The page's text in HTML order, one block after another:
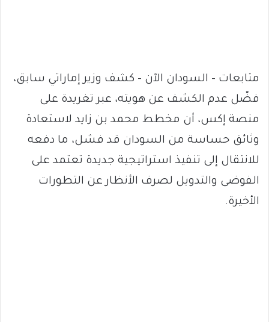
متابعات – السودان الآن – كشف وزير إماراتي سابق،
فضّل عدم الكشف عن هويته، عبر تغريدة على
منصة إكس، أن مخطط محمد بن زايد لاستعادة
وثائق حساسة من السودان قد فشل، ما دفعه
للانتقال إلى تنفيذ استراتيجية جديدة تعتمد على
الفوضى والتدويل لصرف الأنظار عن التطورات
الأخيرة.